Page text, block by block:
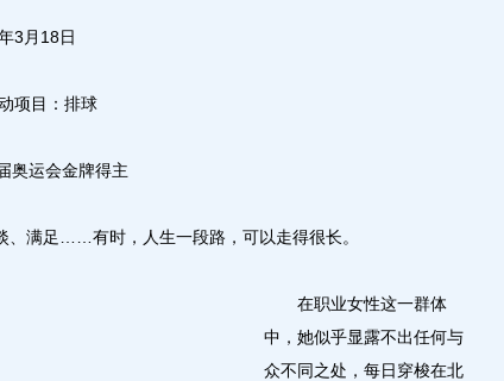
3月18日
项目：排球
运会金牌得主
满足……有时，人生一段路，可以走得很长。
在职业女性这一群体
中，她似乎显露不出任何与
众不同之处，每日穿梭在北